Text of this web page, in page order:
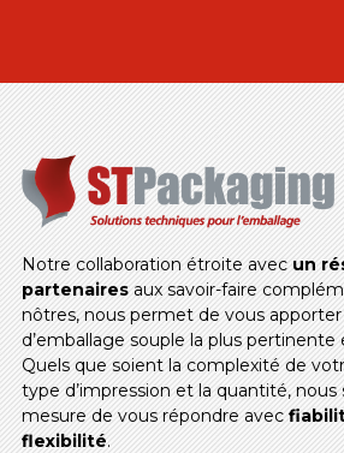
Notre collaboration étroite avecun
partenairesaux savoir-faire
nôtres, nous permet de vous
d’emballage souple la plus
Quels que soient la complexité de
type d’impression et la quantité,
mesure de vous répondre avec
flexibilité.